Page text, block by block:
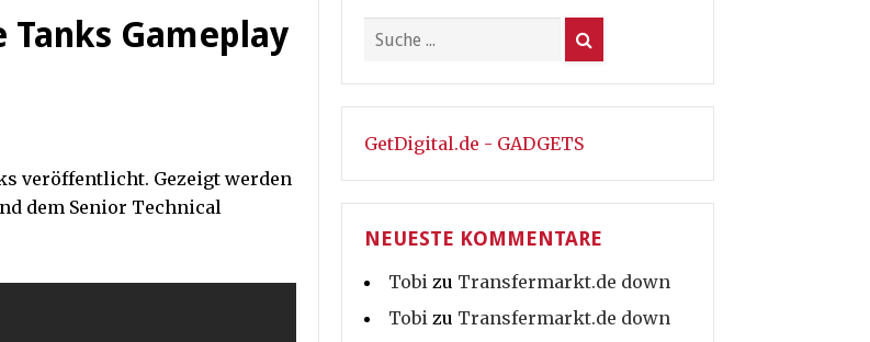
Gameplay
veröffentlicht. Gezeigt werden
dem Senior Technical
GetDigital.de - GADGETS
NEUESTE KOMMENTARE
Tobi zu Transfermarkt.de down
Tobi zu Transfermarkt.de down